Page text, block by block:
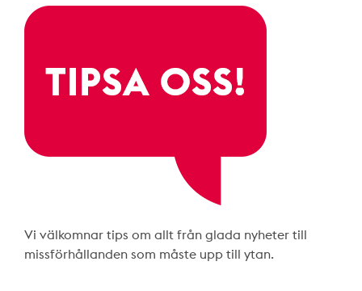
Vi välkomnar tips om allt från glada nyheter till
missförhållanden som måste upp till ytan.